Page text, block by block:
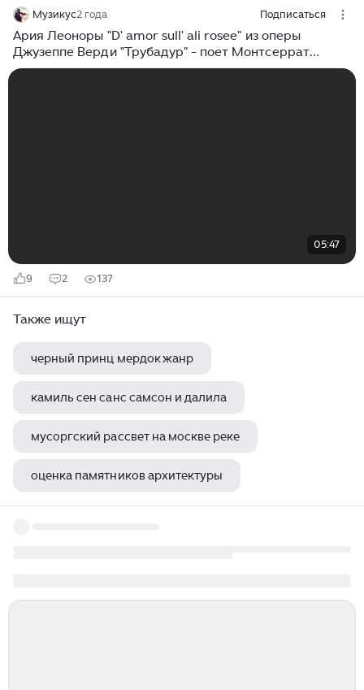
Музикус2 года Подписаться
Ария Леоноры "D' amor sull' ali rosee" из оперы
Джузеппе Верди "Трубадур" - поет Монтсеррат
Кабалье
05:47
9 2 137
Также ищут
черный принц мердок жанр
камиль сен санс самсон и далила
мусоргский рассвет на москве реке
оценка памятников архитектуры